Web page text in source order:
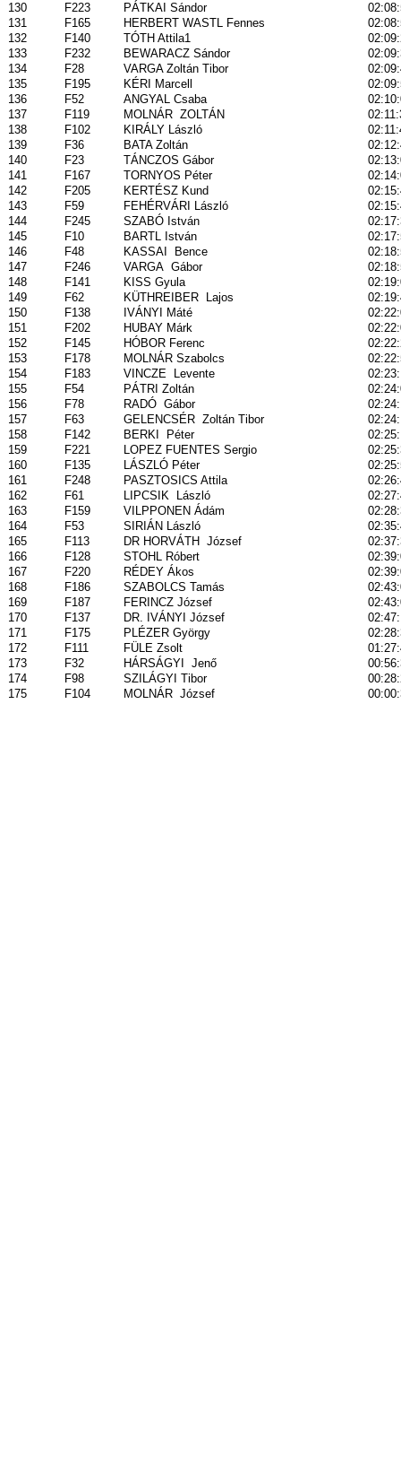
130
F223 PÁTKAI Sándor
131
F165 HERBERT WASTL Fennes
132
F140 TÓTH Attila1
133
F232 BEWARACZ Sándor
134
F28 VARGA Zoltán Tibor
135
F195 KÉRI Marcell
136
F52 ANGYAL Csaba
137
F119 MOLNÁR ZOLTÁN
138
F102 KIRÁLY László
139
F36 BATA Zoltán
140
F23 TÁNCZOS Gábor
141
F167 TORNYOS Péter
142
F205 KERTÉSZ Kund
143
F59 FEHÉRVÁRI László
144
F245 SZABÓ István
145
F10 BARTL István
146
F48 KASSAI Bence
147
F246 VARGA Gábor
148
F141 KISS Gyula
149
F62 KÜTHREIBER Lajos
150
F138 IVÁNYI Máté
151
F202 HUBAY Márk
152
F145 HÓBOR Ferenc
153
F178 MOLNÁR Szabolcs
154
F183 VINCZE Levente
155
F54 PÁTRI Zoltán
156
F78 RADÓ Gábor
157
F63 GELENCSÉR Zoltán Tibor
158
F142 BERKI Péter
159
F221 LOPEZ FUENTES Sergio
160
F135 LÁSZLÓ Péter
161
F248 PASZTOSICS Attila
162
F61 LIPCSIK László
163
F159 VILPPONEN Ádám
164
F53 SIRIÁN László
165
F113 DR HORVÁTH József
166
F128 STOHL Róbert
167
F220 RÉDEY Ákos
168
F186 SZABOLCS Tamás
169
F187 FERINCZ József
170
F137 DR. IVÁNYI József
171
F175 PLÉZER György
172
F111 FÜLE Zsolt
173
F32 HÁRSÁGYI Jenő
174
F98 SZILÁGYI Tibor
175
F104 MOLNÁR József